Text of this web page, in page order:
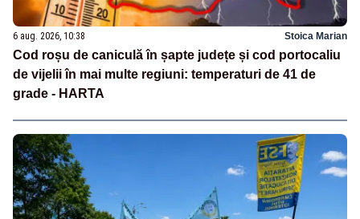
6 aug. 2026, 10:38 Stoica Marian
Cod roșu de caniculă în șapte județe și cod portocaliu
de vijelii în mai multe regiuni: temperaturi de 41 de
grade - HARTA